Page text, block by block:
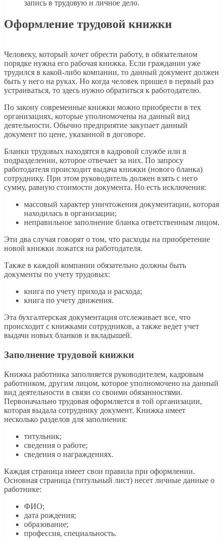
запись в трудовую и личное дело.
Оформление трудовой книжки
Человеку, который хочет обрести работу, в обязательном
порядке нужна его рабочая книжка. Если гражданин уже
трудился в какой-либо компании, то данный документ должен
быть у него на руках. Но когда человек пришел в первый раз
устраиваться, то здесь нужно обратиться к работодателю.
По закону современные книжки можно приобрести в тех
организациях, которые уполномочены на данный вид
деятельности. Обычно предприятие закупает данный
документ по цене, указанной в договоре.
Бланки трудовых находятся в кадровой службе или в
подразделении, которое отвечает за них. По запросу
работодателя происходит выдача книжки (нового бланка)
сотруднику. При этом руководитель должен взять с него
сумму, равную стоимости документа. Но есть исключения:
массовый характер уничтожения документации, которая
находилась в организации;
неправильное заполнение бланка ответственным лицом.
Эти два случая говорят о том, что расходы на приобретение
новой книжки ложатся на работодателя.
Также в каждой компании обязательно должны быть
документы по учету трудовых:
книга по учету прихода и расхода;
книга по учету движения.
Эта бухгалтерская документация отслеживает все, что
происходит с книжками сотрудников, а также ведет учет
выдачи новых бланков и вкладышей.
Заполнение трудовой книжки
Книжка работника заполняется руководителем, кадровым
работником, другим лицом, которое уполномочено на данный
вид деятельности в связи со своими обязанностями.
Первоначально трудовая оформляется в той организации,
которая выдала сотруднику документ. Книжка имеет
несколько разделов для заполнения:
титульник;
сведения о работе;
сведения о награждениях.
Каждая страница имеет свои правила при оформлении.
Основная страница (титульный лист) несет личные данные о
работнике:
ФИО;
дата рождения;
образование;
профессия, специальность.